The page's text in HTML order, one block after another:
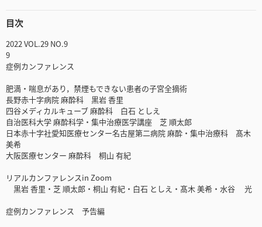
目次
2022 VOL.29 NO.9
9
症例カンファレンス
肥満・喘息があり，禁煙もできない患者の子宮全摘術
長野赤十字病院 麻酔科 黒岩 香里
四谷メディカルキューブ 麻酔科 白石 としえ
自治医科大学 麻酔科学・集中治療医学講座 芝 順太郎
日本赤十字社愛知医療センター名古屋第二病院 麻酔・集中治療科 髙木
美希
大阪医療センター 麻酔科 桐山 有紀
リアルカンファレンスin Zoom
黒岩 香里・芝 順太郎・桐山 有紀・白石 としえ・髙木 美希・水谷 光
症例カンファレンス 予告編